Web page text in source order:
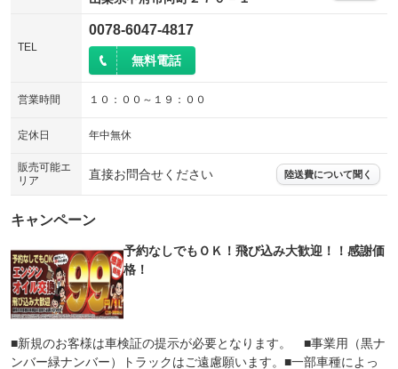
TEL
0078-6047-4817
無料電話
営業時間 １０：００～１９：００
定休日 年中無休
販売可能エ
リア
直接お問合せください 陸送費について聞く
キャンペーン
予約なしでもＯＫ！飛び込み大歓迎！！感謝価
格！
■新規のお客様は車検証の提示が必要となります。 ■事業用（黒ナ
ンバー緑ナンバー）トラックはご遠慮願います。■一部車種によっ